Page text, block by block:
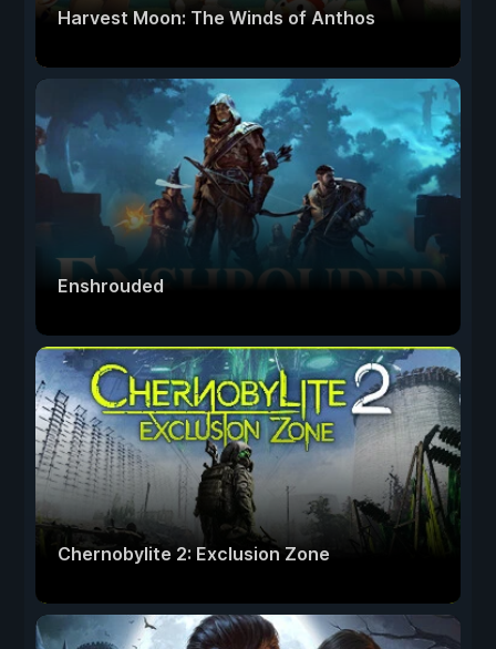
Harvest Moon: The Winds of Anthos
Enshrouded
Chernobylite 2: Exclusion Zone